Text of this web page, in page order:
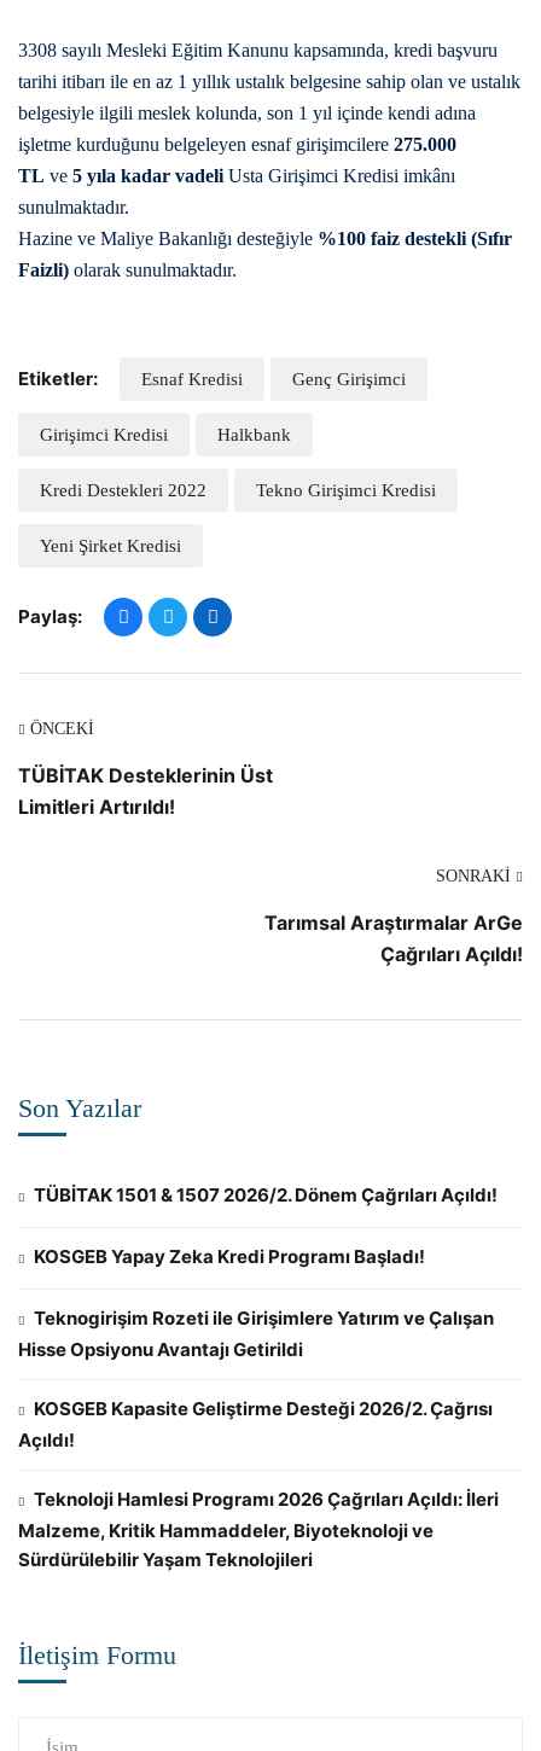
3308 sayılı Mesleki Eğitim Kanunu kapsamında, kredi başvuru
tarihi itibarı ile en az 1 yıllık ustalık belgesine sahip olan ve ustalık
belgesiyle ilgili meslek kolunda, son 1 yıl içinde kendi adına
işletme kurduğunu belgeleyen esnaf girişimcilere 275.000
TL ve 5 yıla kadar vadeli Usta Girişimci Kredisi imkânı
sunulmaktadır.
Hazine ve Maliye Bakanlığı desteğiyle %100 faiz destekli (Sıfır
Faizli) olarak sunulmaktadır.
Etiketler: Esnaf Kredisi Genç Girişimci
Girişimci Kredisi Halkbank
Kredi Destekleri 2022 Tekno Girişimci Kredisi
Yeni Şirket Kredisi
Paylaş:
ÖNCEKI
TÜBİTAK Desteklerinin Üst
Limitleri Artırıldı!
SONRAKI
Tarımsal Araştırmalar ArGe
Çağrıları Açıldı!
Son Yazılar
TÜBİTAK 1501 & 1507 2026/2. Dönem Çağrıları Açıldı!
KOSGEB Yapay Zeka Kredi Programı Başladı!
Teknogirişim Rozeti ile Girişimlere Yatırım ve Çalışan
Hisse Opsiyonu Avantajı Getirildi
KOSGEB Kapasite Geliştirme Desteği 2026/2. Çağrısı
Açıldı!
Teknoloji Hamlesi Programı 2026 Çağrıları Açıldı: İleri
Malzeme, Kritik Hammaddeler, Biyoteknoloji ve
Sürdürülebilir Yaşam Teknolojileri
İletişim Formu